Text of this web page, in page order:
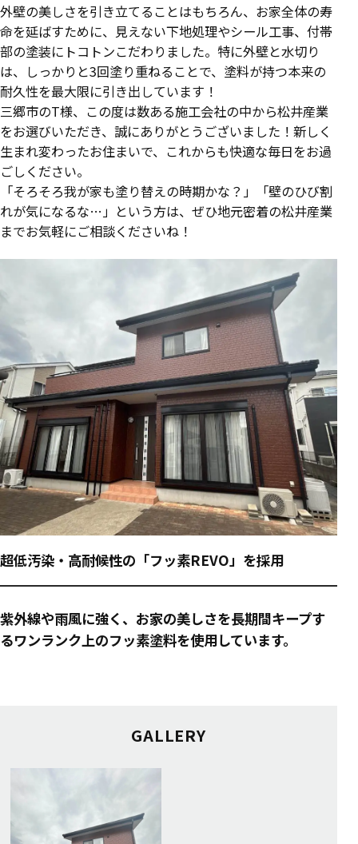
外壁の美しさを引き立てることはもちろん、お家全体の寿
命を延ばすために、見えない下地処理やシール工事、付帯
部の塗装にトコトンこだわりました。特に外壁と水切り
は、しっかりと3回塗り重ねることで、塗料が持つ本来の
耐久性を最大限に引き出しています！
三郷市のT様、この度は数ある施工会社の中から松井産業
をお選びいただき、誠にありがとうございました！新しく
生まれ変わったお住まいで、これからも快適な毎日をお過
ごしください。
「そろそろ我が家も塗り替えの時期かな？」「壁のひび割
れが気になるな…」という方は、ぜひ地元密着の松井産業
までお気軽にご相談くださいね！
超低汚染・高耐候性の「フッ素REVO」を採用
紫外線や雨風に強く、お家の美しさを長期間キープす
るワンランク上のフッ素塗料を使用しています。
GALLERY